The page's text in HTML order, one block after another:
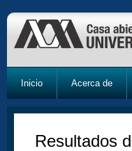
Inicio Acerca de
Resultados